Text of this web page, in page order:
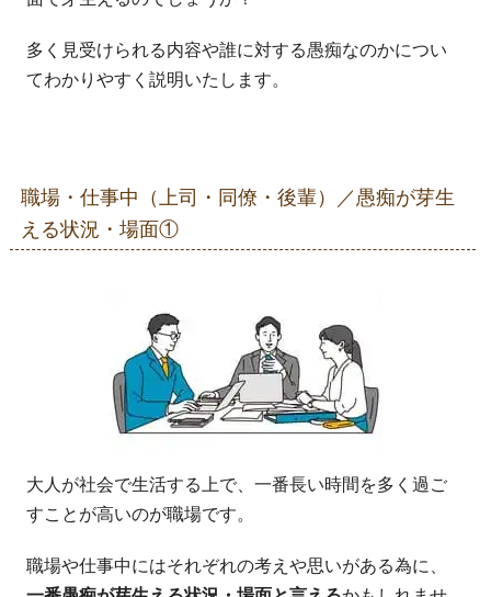
多く見受けられる内容や誰に対する愚痴なのかについ
てわかりやすく説明いたします。
職場・仕事中（上司・同僚・後輩）／愚痴が芽生
える状況・場面①
大人が社会で生活する上で、一番長い時間を多く過ご
すことが高いのが職場です。
職場や仕事中にはそれぞれの考えや思いがある為に、